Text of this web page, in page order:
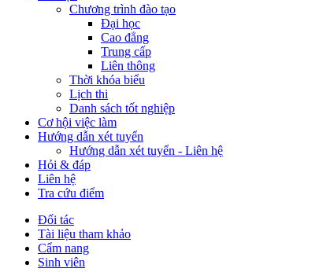
Chương trình đào tạo
Đại học
Cao đẳng
Trung cấp
Liên thông
Thời khóa biểu
Lịch thi
Danh sách tốt nghiệp
Cơ hội việc làm
Hướng dẫn xét tuyển
Hướng dẫn xét tuyển - Liên hệ
Hỏi & đáp
Liên hệ
Tra cứu điểm
Đối tác
Tài liệu tham khảo
Cẩm nang
Sinh viên